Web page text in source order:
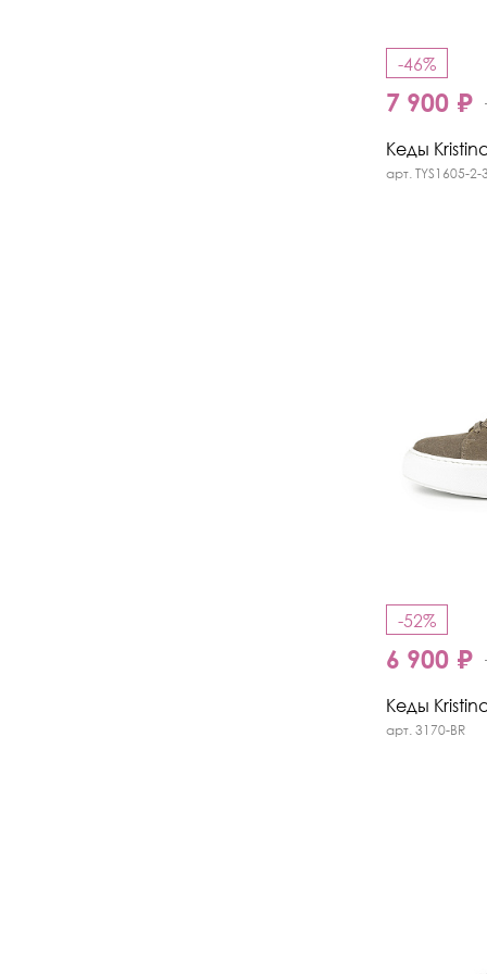
-46%
7 900 ₽
Кеды
арт. TYS1605-2-
-52%
6 900 ₽
Кеды
арт. 3170-BR